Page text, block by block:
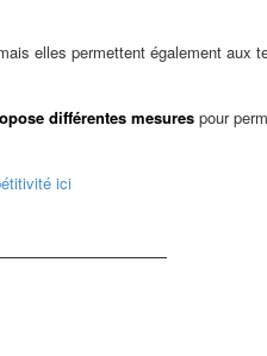
elles permettent également aux
différentes mesures pour
ici